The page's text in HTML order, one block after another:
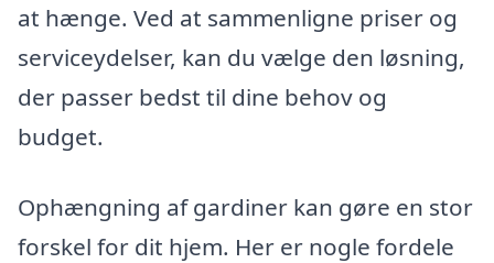
at hænge. Ved at sammenligne priser og
serviceydelser, kan du vælge den løsning,
der passer bedst til dine behov og
budget.
Ophængning af gardiner kan gøre en stor
forskel for dit hjem. Her er nogle fordele